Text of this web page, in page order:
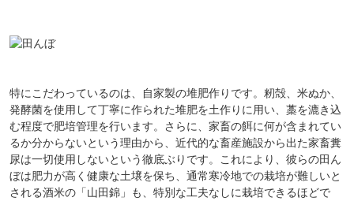
特にこだわっているのは、自家製の堆肥作りです。籾殻、米ぬか、
発酵菌を使用して丁寧に作られた堆肥を土作りに用い、藁を漉き込
む程度で肥培管理を行います。さらに、家畜の餌に何が含まれてい
るか分からないという理由から、近代的な畜産施設から出た家畜糞
尿は一切使用しないという徹底ぶりです。これにより、彼らの田ん
ぼは肥力が高く健康な土壌を保ち、通常寒冷地での栽培が難しいと
される酒米の「山田錦」も、特別な工夫なしに栽培できるほどで